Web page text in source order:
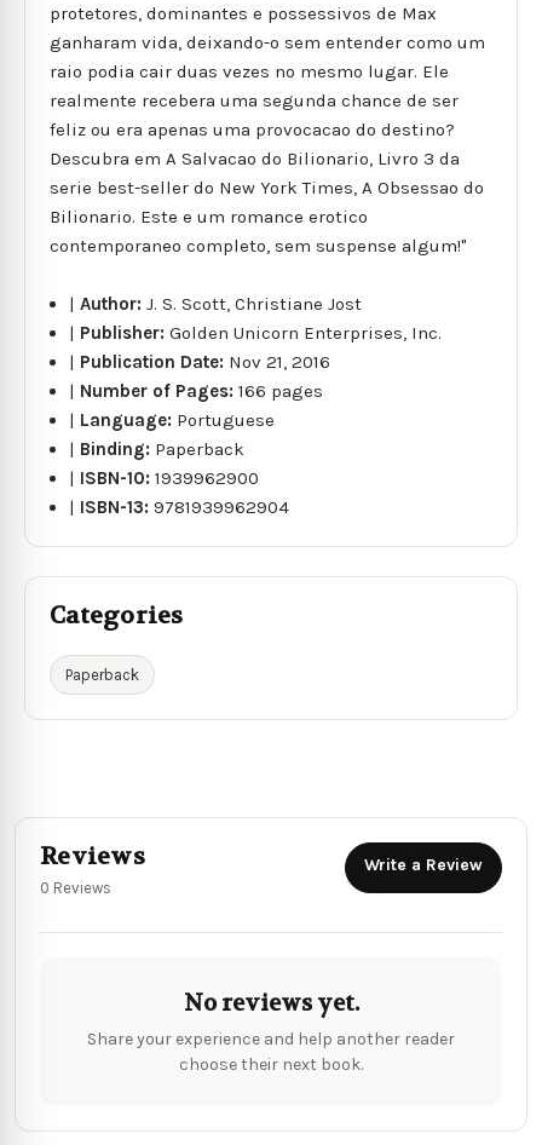
protetores, dominantes e possessivos de Max
ganharam vida, deixando-o sem entender como um
raio podia cair duas vezes no mesmo lugar. Ele
realmente recebera uma segunda chance de ser
feliz ou era apenas uma provocacao do destino?
Descubra em A Salvacao do Bilionario, Livro 3 da
serie best-seller do New York Times, A Obsessao do
Bilionario. Este e um romance erotico
contemporaneo completo, sem suspense algum!"
|Author:J. S. Scott, Christiane Jost
| Publisher:Golden Unicorn Enterprises, Inc.
| Publication Date: Nov 21, 2016
| Number of Pages:166 pages
| Language: Portuguese
| Binding: Paperback
| ISBN-10:1939962900
| ISBN-13:9781939962904
Categories
Paperback
Reviews
0 Reviews
Write a Review
No reviews yet.
Share your experience and help another reader
choose their next book.